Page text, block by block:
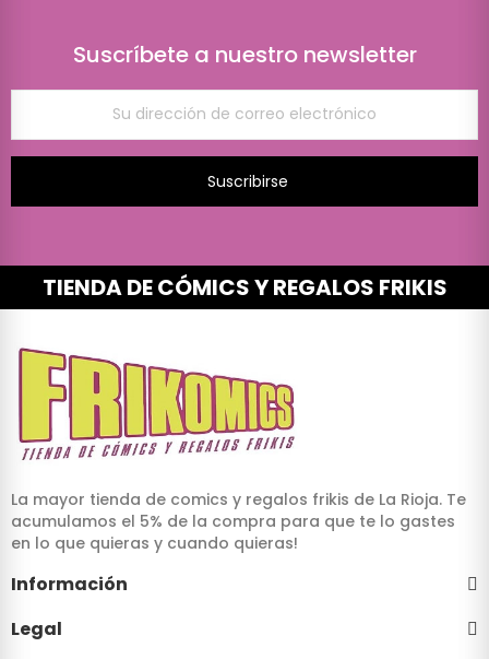
Suscríbete a nuestro newsletter
Suscribirse
TIENDA DE CÓMICS Y REGALOS FRIKIS
La mayor tienda de comics y regalos frikis de La Rioja. Te
acumulamos el 5% de la compra para que te lo gastes
en lo que quieras y cuando quieras!
Información
Legal